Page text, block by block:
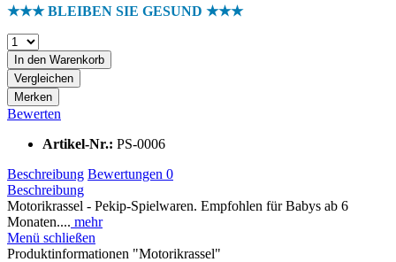
★★★ BLEIBEN SIE GESUND ★★★
In den Warenkorb
Vergleichen
Merken
Bewerten
Artikel-Nr.: PS-0006
Beschreibung Bewertungen 0
Beschreibung
Motorikrassel - Pekip-Spielwaren. Empfohlen für Babys ab 6
Monaten.... mehr
Menü schließen
Produktinformationen "Motorikrassel"